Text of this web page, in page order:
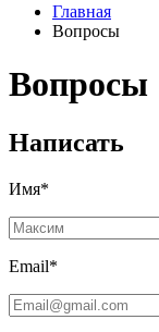
Главная
Вопросы
Вопросы
Написать
Имя*
Email*